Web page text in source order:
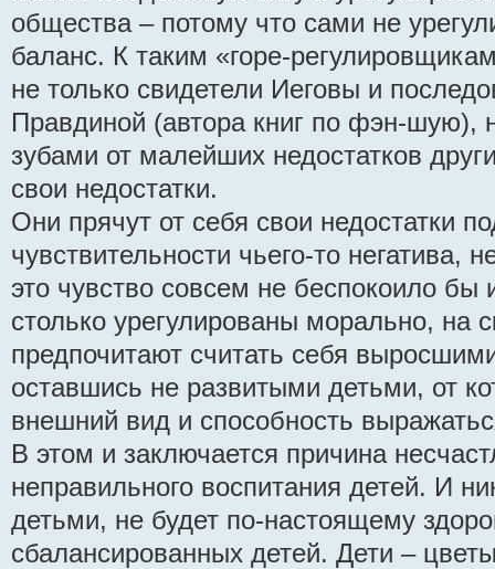
общества – потому что сами не
баланс. К таким «горе-
не только свидетели Иеговы и
Правдиной (автора книг по фэн-шую),
зубами от малейших недостатков
свои недостатки.
Они прячут от себя свои недостатки
чувствительности чьего-то негатива,
это чувство совсем не беспокоило
столько урегулированы морально, на
предпочитают считать себя
оставшись не развитыми детьми, от
внешний вид и способность
В этом и заключается причина
неправильного воспитания детей. И
детьми, не будет по-настоящему
сбалансированных детей. Дети –